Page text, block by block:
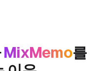
MixMemo를